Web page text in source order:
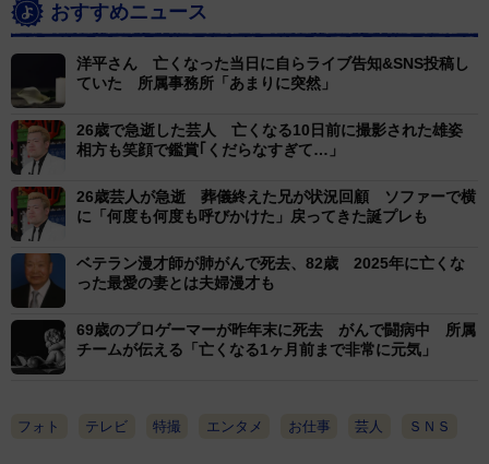
おすすめニュース
洋平さん 亡くなった当日に自らライブ告知&SNS投稿し
ていた 所属事務所「あまりに突然」
26歳で急逝した芸人 亡くなる10日前に撮影された雄姿
相方も笑顔で鑑賞｢くだらなすぎて…」
26歳芸人が急逝 葬儀終えた兄が状況回顧 ソファーで横
に「何度も何度も呼びかけた」戻ってきた誕プレも
ベテラン漫才師が肺がんで死去、82歳 2025年に亡くな
った最愛の妻とは夫婦漫才も
69歳のプロゲーマーが昨年末に死去 がんで闘病中 所属
チームが伝える「亡くなる1ヶ月前まで非常に元気」
フォト テレビ 特撮 エンタメ お仕事 芸人 ＳＮＳ